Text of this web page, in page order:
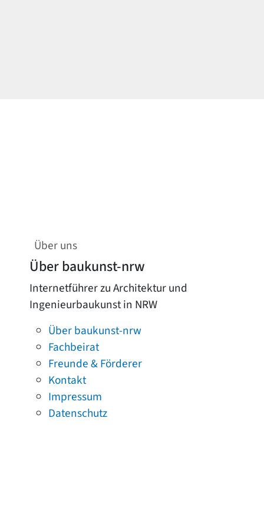
Über uns
Über baukunst-nrw
Internetführer zu Architektur und
Ingenieurbaukunst in NRW
Über baukunst-nrw
Fachbeirat
Freunde & Förderer
Kontakt
Impressum
Datenschutz